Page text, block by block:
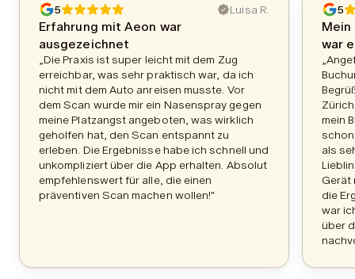
5 Luisa R.
Erfahrung mit Aeon war
ausgezeichnet
„Die Praxis ist super leicht mit dem Zug
erreichbar, was sehr praktisch war, da ich
nicht mit dem Auto anreisen musste. Vor
dem Scan wurde mir ein Nasenspray gegen
meine Platzangst angeboten, was wirklich
geholfen hat, den Scan entspannt zu
erleben. Die Ergebnisse habe ich schnell und
unkompliziert über die App erhalten. Absolut
empfehlenswert für alle, die einen
präventiven Scan machen wollen!"
5
Mein
war
mein
als
Gerät
die
war
über